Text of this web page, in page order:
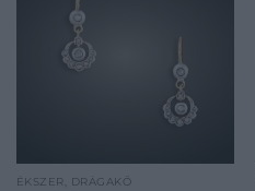
ÉKSZER, DRÁGAKŐ